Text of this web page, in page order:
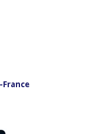
France